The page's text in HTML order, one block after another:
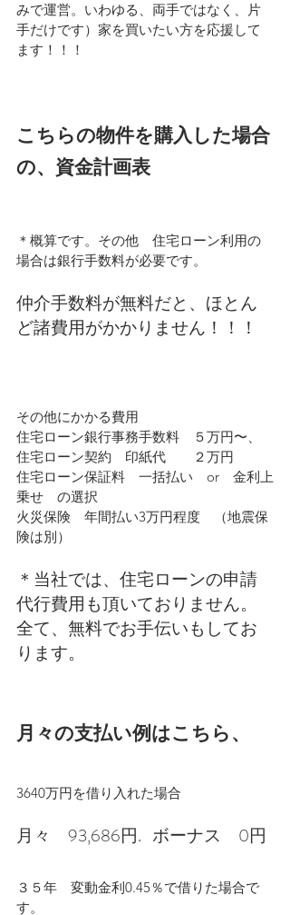
みで運営。いわゆる、両手ではなく、片
手だけです）家を買いたい方を応援して
ます！！！
こちらの物件を購入した場合
の、資金計画表
＊概算です。その他　住宅ローン利用の
場合は銀行手数料が必要です。
仲介手数料が無料だと、ほとん
ど諸費用がかかりません！！！
その他にかかる費用
住宅ローン銀行事務手数料　５万円〜、
住宅ローン契約　印紙代　　２万円
住宅ローン保証料　一括払い　or　金利上
乗せ　の選択
火災保険　年間払い3万円程度　（地震保
険は別）
＊当社では、住宅ローンの申請
代行費用も頂いておりません。
全て、無料でお手伝いもしてお
ります。
月々の支払い例はこちら、
3640万円を借り入れた場合
月々　93,686円.   ボーナス　0円
３５年　変動金利0.45％で借りた場合で
す。